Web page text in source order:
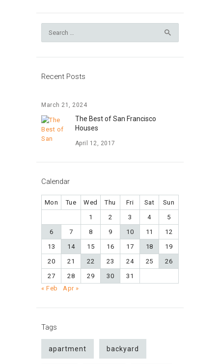
for:
Recent Posts
March 21, 2024
The Best of San Francisco
Houses
April 12, 2017
Calendar
Mon Tue Wed Thu Fri Sat
Sun
1
2 3 4
5
6
7 8 9 10 11
12
13
14 15 16 17 18
19
20
21 22 23 24 25
26
27
28 29 30
31
« Feb
Apr »
Tags
apartment backyard